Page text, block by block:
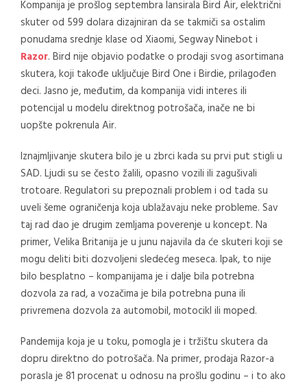
Kompanija je prošlog septembra lansirala Bird Air, električni
skuter od 599 dolara dizajniran da se takmiči sa ostalim
ponudama srednje klase od Xiaomi, Segway Ninebot i
Razor. Bird nije objavio podatke o prodaji svog asortimana
skutera, koji takođe uključuje Bird One i Birdie, prilagođen
deci. Jasno je, međutim, da kompanija vidi interes ili
potencijal u modelu direktnog potrošača, inače ne bi
uopšte pokrenula Air.
Iznajmljivanje skutera bilo je u zbrci kada su prvi put stigli u
SAD. Ljudi su se često žalili, opasno vozili ili zagušivali
trotoare. Regulatori su prepoznali problem i od tada su
uveli šeme ograničenja koja ublažavaju neke probleme. Sav
taj rad dao je drugim zemljama poverenje u koncept. Na
primer, Velika Britanija je u junu najavila da će skuteri koji se
mogu deliti biti dozvoljeni sledećeg meseca. Ipak, to nije
bilo besplatno – kompanijama je i dalje bila potrebna
dozvola za rad, a vozačima je bila potrebna puna ili
privremena dozvola za automobil, motocikl ili moped.
Pandemija koja je u toku, pomogla je i tržištu skutera da
dopru direktno do potrošača. Na primer, prodaja Razor-a
porasla je 81 procenat u odnosu na prošlu godinu – i to ako